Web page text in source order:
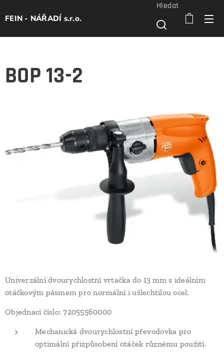
FEIN - NÁŘADÍ s.r.o.
Hledat
BOP 13-2
Univerzální dvourychlostní vrtačka do 13 mm s ideálním
otáčkovým pásmem pro normální i ušlechtilou ocel.
Objednací číslo: 72055560000
Mechanická dvourychlostní převodovka pro
optimální přizpůsobení otáček různému použití.